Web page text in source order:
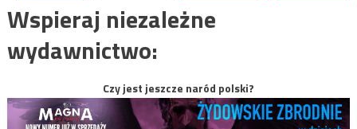
Wspieraj niezależne
wydawnictwo:
Czy jest jeszcze naród polski?